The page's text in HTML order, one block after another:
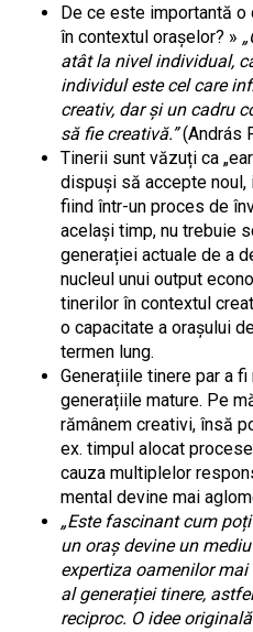
De ce este importantă
în contextul orașelor? »
atât la nivel individual,
individul este cel care
creativ, dar și un cadru
să fie creativă.”(András
Tinerii sunt văzuți ca
dispuși să accepte noul,
fiind într-un proces de
același timp, nu trebuie
generației actuale de a
nucleul unui output
tinerilor în contextul
o capacitate a orașului
termen lung.
Generațiile tinere par a
generațiile mature. Pe
rămânem creativi, însă
ex. timpul alocat
cauza multiplelor
mental devine mai
„Este fascinant cum
un oraș devine un
expertiza oamenilor
al generației tinere,
reciproc. O idee